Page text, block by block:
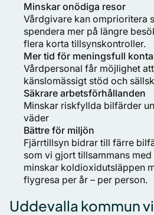
Minskar onödiga resor
Vårdgivare kan omprioritera
spendera mer på längre
flera korta tillsynskontroller.
Mer tid för meningsfull
Vårdpersonal får möjlighet
känslomässigt stöd och
Säkrare arbetsförhållanden
Minskar riskfyllda bilfärder
väder
Bättre för miljön
Fjärrtillsyn bidrar till färre
som vi gjort tillsammans
minskar koldioxidutsläppen
flygresa per år – per person.
Uddevalla kommun